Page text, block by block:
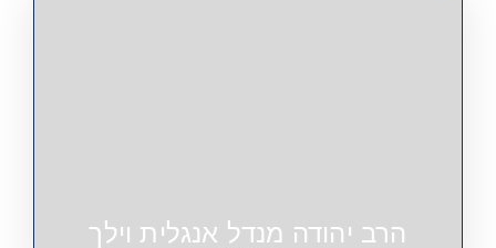
הרב יהודה מנדל אנגלית וילך